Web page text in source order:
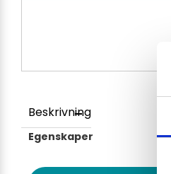
Beskrivning
Egenskaper